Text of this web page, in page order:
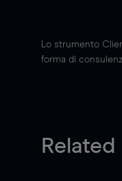
Lo strumento
forma di